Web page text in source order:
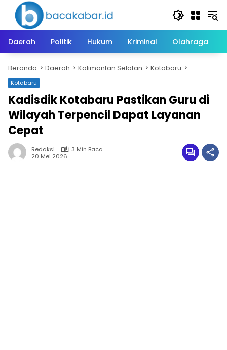
Langsung
konten
Daerah
Politik Hukum Kriminal Olahraga
Beranda Daerah Kalimantan Selatan Kotabaru
Kotabaru
Kadisdik Kotabaru Pastikan Guru di
Wilayah Terpencil Dapat Layanan
Cepat
Redaksi
3 Min Baca
20 Mei 2026